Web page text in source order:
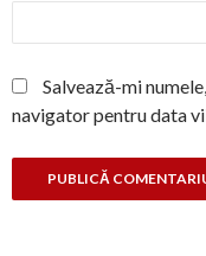
Salvează-mi
navigator pentru data